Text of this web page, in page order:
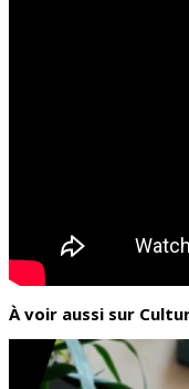
À voir aussi sur